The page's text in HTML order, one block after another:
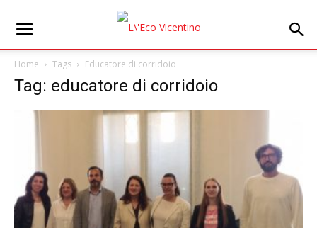
Home Tags Educatore di corridoio
Tag: educatore di corridoio